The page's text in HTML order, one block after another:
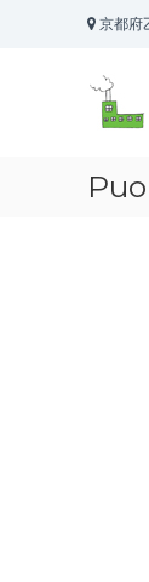
京都府